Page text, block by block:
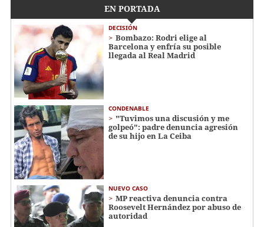
EN PORTADA
DECISIÓN
Bombazo: Rodri elige al
Barcelona y enfría su posible
llegada al Real Madrid
CONDENABLE
"Tuvimos una discusión y me
golpeó": padre denuncia agresión
de su hijo en La Ceiba
NUEVO CASO
MP reactiva denuncia contra
Roosevelt Hernández por abuso de
autoridad